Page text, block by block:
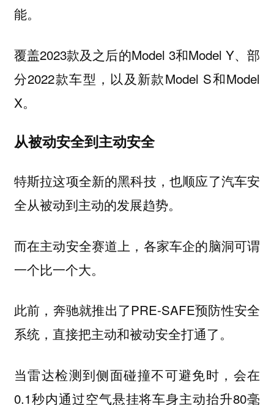
能。
覆盖2023款及之后的Model 3和Model Y、部
分2022款车型，以及新款Model S和Model
X。
从被动安全到主动安全
特斯拉这项全新的黑科技，也顺应了汽车安
全从被动到主动的发展趋势。
而在主动安全赛道上，各家车企的脑洞可谓
一个比一个大。
此前，奔驰就推出了PRE-SAFE预防性安全
系统，直接把主动和被动安全打通了。
当雷达检测到侧面碰撞不可避免时，会在
0.1秒内通过空气悬挂将车身主动抬升80毫